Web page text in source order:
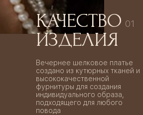
КАЧЕСТВО01
ИЗДЕЛИЯ
Вечернее шелковое платье
создано из кутюрных тканей и
высококачественной
фурнитуры для создания
индивидуального образа,
подходящего для любого
повода